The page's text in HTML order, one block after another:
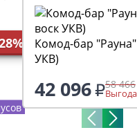
Комод-бар
УКВ)
42 096 58 466